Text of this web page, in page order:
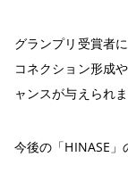
グランプリ受賞者
コネクション形成
ャンスが与えられま
今後の「HINASE」